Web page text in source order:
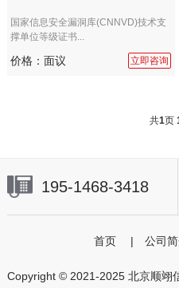
国家信息安全漏洞库(CNNVD)技术支
撑单位等级证书...
价格：面议 立即咨询
共1页
195-1468-3418
首页 | 公司
Copyright © 2021-2025 北京顺翊